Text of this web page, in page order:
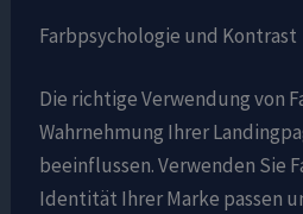
Farbpsychologie und Kontrast
Die richtige Verwendung von
Wahrnehmung Ihrer
beeinflussen. Verwenden Sie
Identität Ihrer Marke passen